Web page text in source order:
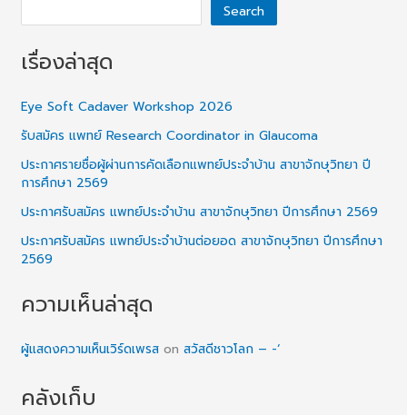
Search
เรื่องล่าสุด
Eye Soft Cadaver Workshop 2026
รับสมัคร แพทย์ Research Coordinator in Glaucoma
ประกาศรายชื่อผู้ผ่านการคัดเลือกแพทย์ประจำบ้าน สาขาจักษุวิทยา ปี
การศึกษา 2569
ประกาศรับสมัคร แพทย์ประจำบ้าน สาขาจักษุวิทยา ปีการศึกษา 2569
ประกาศรับสมัคร แพทย์ประจำบ้านต่อยอด สาขาจักษุวิทยา ปีการศึกษา
2569
ความเห็นล่าสุด
ผู้แสดงความเห็นเวิร์ดเพรส onสวัสดีชาวโลก – -‘
คลังเก็บ